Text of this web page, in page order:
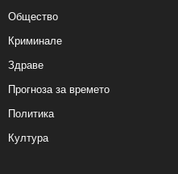
Общество
Криминале
Здраве
Прогноза за времето
Политика
Култура